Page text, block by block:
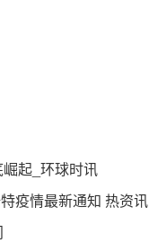
起_环球时讯
疫情最新通知 热资讯